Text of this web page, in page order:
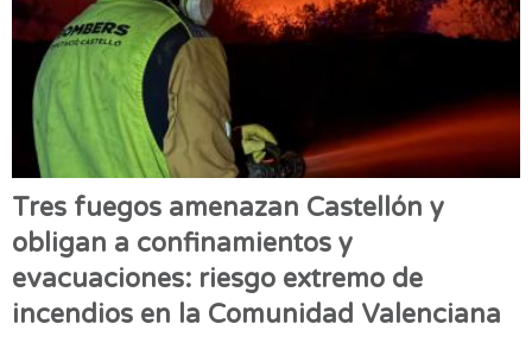
Tres fuegos amenazan Castellón y
obligan a confinamientos y
evacuaciones: riesgo extremo de
incendios en la Comunidad Valenciana